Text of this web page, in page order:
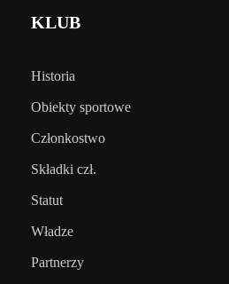
KLUB
Historia
Obiekty sportowe
Członkostwo
Składki czł.
Statut
Władze
Partnerzy